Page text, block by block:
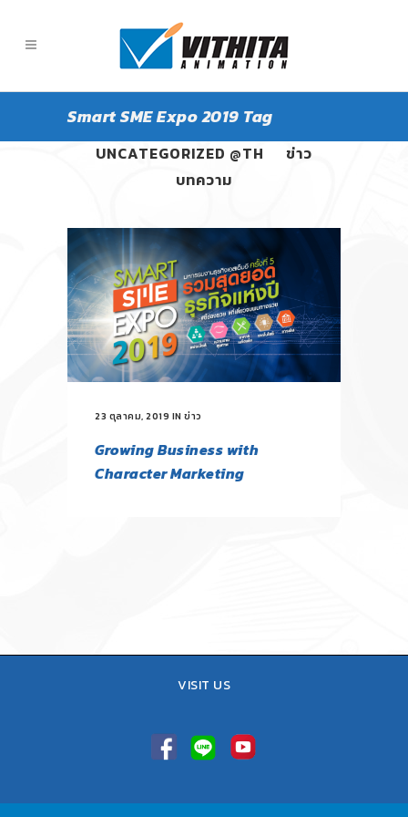
Smart SME Expo 2019 Tag
ALL
PANGPOND
UNCATEGORIZED @TH
ข่าว
บทความ
23 ตุลาคม, 2019 IN ข่าว
Growing Business with
Character Marketing
VISIT US